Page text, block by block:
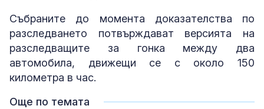
Събраните до момента доказателства по
разследването потвърждават версията на
разследващите за гонка между два
автомобила, движещи се с около 150
километра в час.
Още по темата